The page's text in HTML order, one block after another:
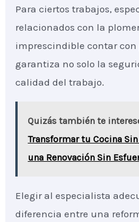
Para ciertos trabajos,
relacionados con la
imprescindible contar con
garantiza no solo la
calidad del trabajo.
Quizás también te
Transformar tu Cocina
una Renovación Sin
Elegir al especialista
diferencia entre una